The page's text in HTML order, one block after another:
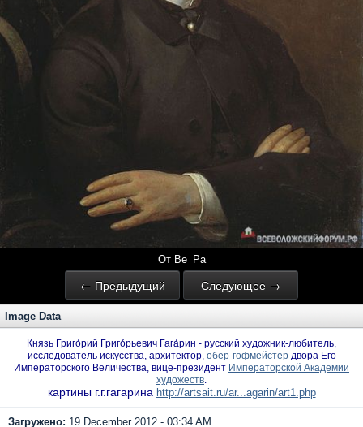
От Ве_Ра
← Предыдущий Следующее →
Image Data
Князь Григо́рий Григо́рьевич Гага́рин - русский художник-любитель,
исследователь искусства, архитектор, обер-гофмейстер двора Его
Императорского Величества, вице-президент Императорской Академии
художеств.
картины г.г.гагарина http://artsait.ru/ar...agarin/art1.php
Загружено: 19 December 2012 - 03:34 AM